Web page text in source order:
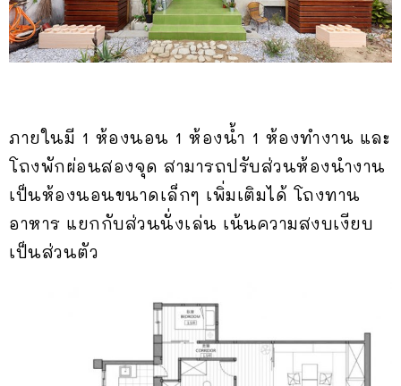
ภายในมี 1 ห้องนอน 1 ห้องน้ำ 1 ห้องทำงาน และ
โถงพักผ่อนสองจุด สามารถปรับส่วนห้องนำงาน
เป็นห้องนอนขนาดเล็กๆ เพิ่มเติมได้ โถงทาน
อาหาร แยกกับส่วนนั่งเล่น เน้นความสงบเงียบ
เป็นส่วนตัว